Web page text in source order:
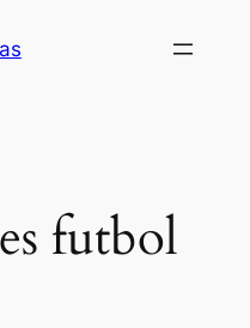
futbol